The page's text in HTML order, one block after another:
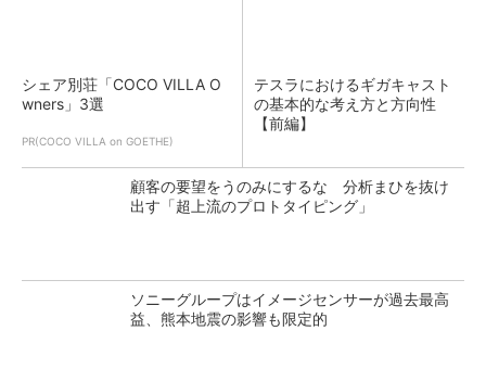
シェア別荘「COCO VILLA O
wners」3選
PR(COCO VILLA on GOETHE)
テスラにおけるギガキャスト
の基本的な考え方と方向性
【前編】
顧客の要望をうのみにするな 分析まひを抜け
出す「超上流のプロトタイピング」
ソニーグループはイメージセンサーが過去最高
益、熊本地震の影響も限定的